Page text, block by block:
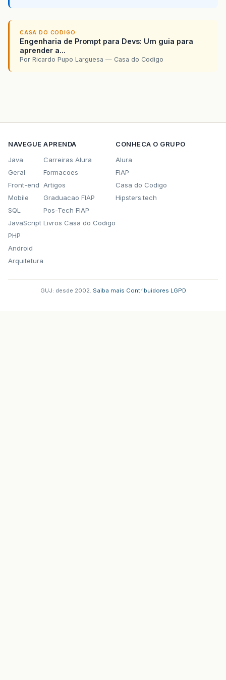
CASA DO CODIGO
Engenharia de Prompt para Devs: Um guia para
aprender a...
Por Ricardo Pupo Larguesa — Casa do Codigo
NAVEGUE
Java
Geral
Front-end
Mobile
SQL
JavaScript
PHP
Android
Arquitetura
APRENDA
Carreiras Alura
Formacoes
Artigos
Graduacao FIAP
Pos-Tech FIAP
Livros Casa do Codigo
CONHECA O GRUPO
Alura
FIAP
Casa do Codigo
Hipsters.tech
GUJ: desde 2002. Saiba mais Contribuidores LGPD